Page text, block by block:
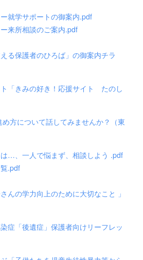
就学サポートの御案内.pdf
来所相談のご案内.pdf
る保護者のひろば」の御案内チラ
「きみの好き！応援サイト たのし
方について話してみませんか？（東
…、一人で悩まず、相談しよう .pdf
.pdf
んの学力向上のために大切なこと 」
症「後遺症」保護者向けリーフレッ